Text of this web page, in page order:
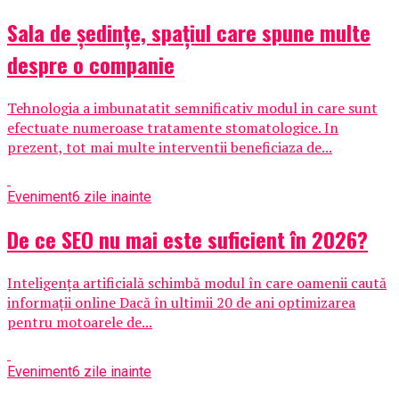
Sala de ședințe, spațiul care spune multe
despre o companie
Tehnologia a imbunatatit semnificativ modul in care sunt
efectuate numeroase tratamente stomatologice. In
prezent, tot mai multe interventii beneficiaza de...
Eveniment6 zile inainte
De ce SEO nu mai este suficient în 2026?
Inteligența artificială schimbă modul în care oamenii caută
informații online Dacă în ultimii 20 de ani optimizarea
pentru motoarele de...
Eveniment6 zile inainte